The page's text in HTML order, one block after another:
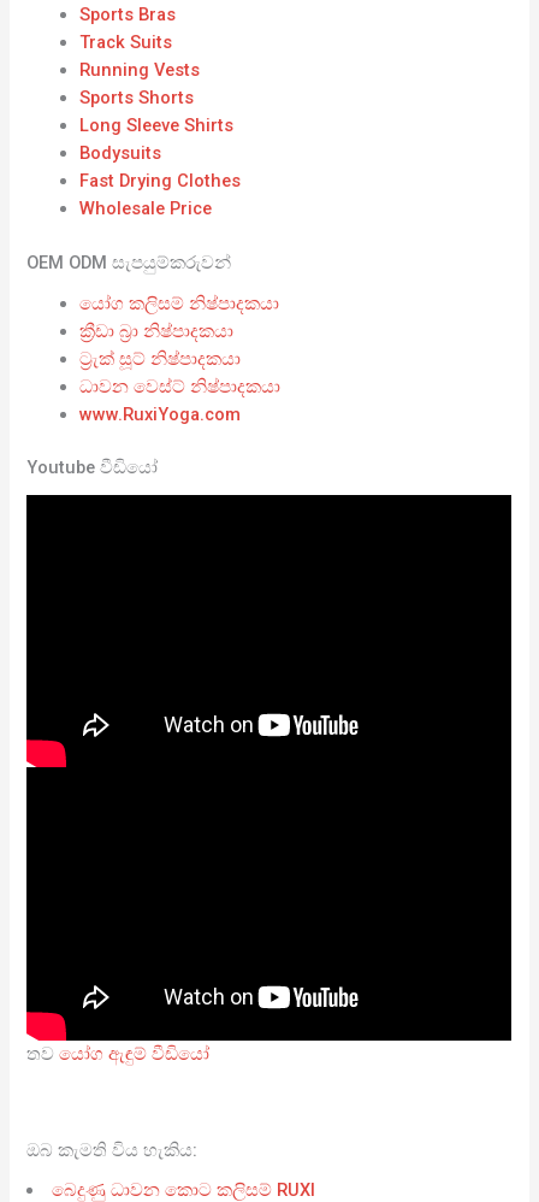
Sports Bras
Track Suits
Running Vests
Sports Shorts
Long Sleeve Shirts
Bodysuits
Fast Drying Clothes
Wholesale Price
OEM ODM සැපයුම්කරුවන්
යෝග කලිසම් නිෂ්පාදකයා
ක්‍රීඩා බ්‍රා නිෂ්පාදකයා
ට්‍රැක් සූට් නිෂ්පාදකයා
ධාවන වෙස්ට් නිෂ්පාදකයා
www.RuxiYoga.com
Youtube වීඩියෝ
තවයෝග ඇඳුම් වීඩියෝ
ඔබ කැමති විය හැකිය:
බෙදුණු ධාවන කොට කලිසම් RUXI